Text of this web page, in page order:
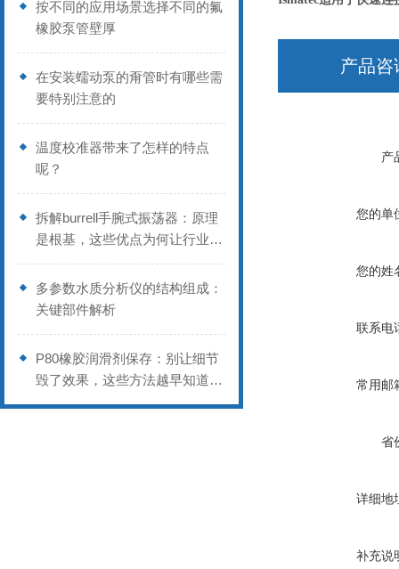
按不同的应用场景选择不同的氟
橡胶泵管壁厚
在安装蠕动泵的甭管时有哪些需
要特别注意的
温度校准器带来了怎样的特点
呢？
拆解burrell手腕式振荡器：原理
是根基，这些优点为何让行业偏
爱？
多参数水质分析仪的结构组成：
关键部件解析
P80橡胶润滑剂保存：别让细节
毁了效果，这些方法越早知道越
好
产品咨
产
您的单
您的姓
联系电
常用邮
省
详细地
补充说